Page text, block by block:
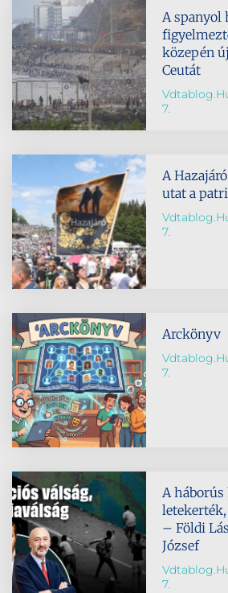
A spanyol
közepén
Ceutát
7.
A
utat a
7.
Arckönyv
7.
A
– Földi
József
7.